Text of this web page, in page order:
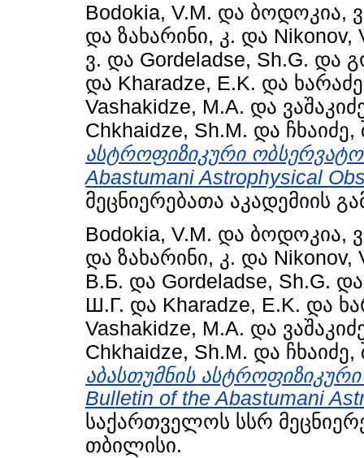
Bodokia, V.M. და ბოდოკია,
და ზახარინი, კ. და Nikonov,
ვ. და Gordeladse, Sh.G. და
და Kharadze, E.K. და
Vashakidze, M.A. და
Chkhaidze, Sh.M. და ჩხაიძე,
ასტროფიზიკური
Abastumani Astrophysical
მეცნიერებათა აკადემიის
Bodokia, V.M. და ბოდოკია,
და ზახარინი, კ. და Nikonov,
В.Б. და Gordeladse, Sh.G.
Ш.Г. და Kharadze, E.K. და
Vashakidze, M.A. და
Chkhaidze, Sh.M. და ჩხაიძე,
აბასთუმნის
Bulletin of the Abastumani
საქართველოს სსრ
თბილისი.